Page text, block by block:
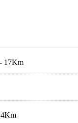
17Km - مطار الملك عبد العزيز الدولي
4Km - جدة بارك من المراكز العربية